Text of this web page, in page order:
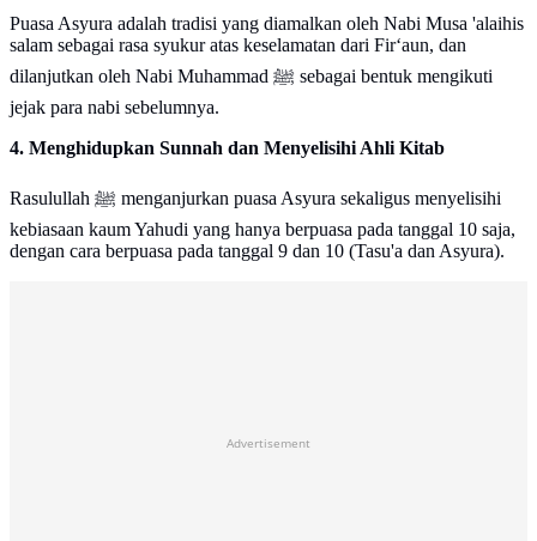
Puasa Asyura adalah tradisi yang diamalkan oleh Nabi Musa 'alaihis
salam sebagai rasa syukur atas keselamatan dari Fir‘aun, dan
dilanjutkan oleh Nabi Muhammad ﷺ sebagai bentuk mengikuti
jejak para nabi sebelumnya.
4. Menghidupkan Sunnah dan Menyelisihi Ahli Kitab
Rasulullah ﷺ menganjurkan puasa Asyura sekaligus menyelisihi
kebiasaan kaum Yahudi yang hanya berpuasa pada tanggal 10 saja,
dengan cara berpuasa pada tanggal 9 dan 10 (Tasu'a dan Asyura).
Advertisement